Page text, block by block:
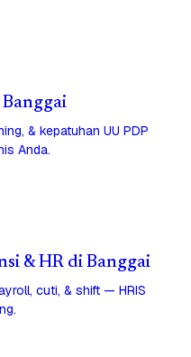
Banggai
& kepatuhan UU PDP
Anda.
& HR di Banggai
cuti, & shift — HRIS